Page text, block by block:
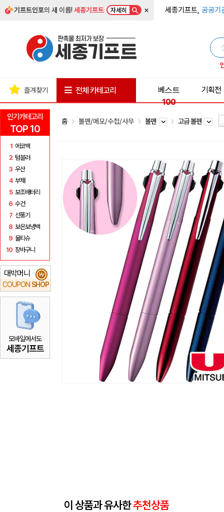
기프트인포의 새 이름!세종기프트 자세히 × 세종기프트, 공공기
인기카테고리
TOP 10
1 에코백
2 텀블러
3 우산
4 부채
5 보조배터리
6 수건
7 선풍기
8 보온보냉백
9 물티슈
10 장바구니
대박머니
COUPON SHOP
₩
모바일에서도
세종기프트
즐겨찾기 전체 카테고리
베스트
100
기획전
홈 볼펜/메모/수첩/사무 볼펜 고급 볼펜
이 상품과 유사한추천상품